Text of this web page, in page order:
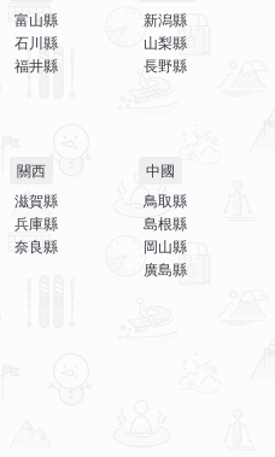
富山縣
石川縣
福井縣
新潟縣
山梨縣
長野縣
關西
滋賀縣
兵庫縣
奈良縣
中國
鳥取縣
島根縣
岡山縣
廣島縣